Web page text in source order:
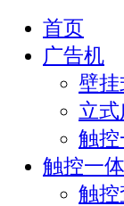
首页
广告机
壁
立
触
触控一
触